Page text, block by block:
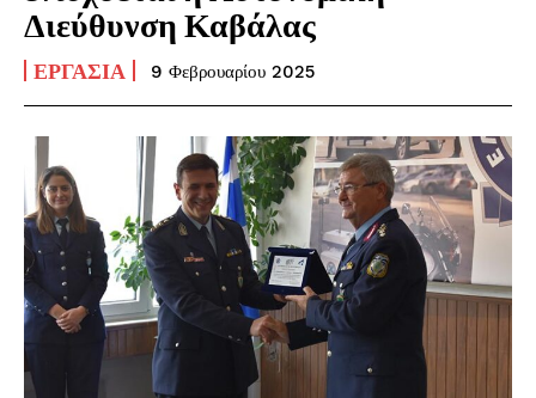
Διεύθυνση Καβάλας
ΕΡΓΑΣΊΑ 9 Φεβρουαρίου 2025